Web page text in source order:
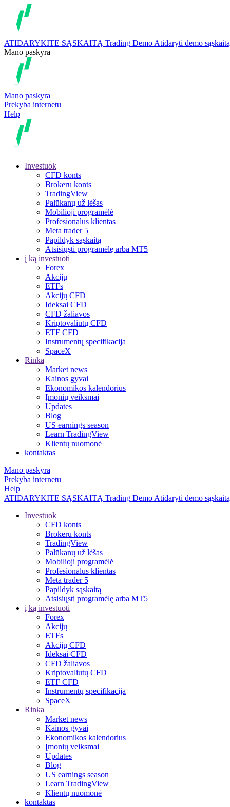
ATIDARYKITE SĄSKAITĄ Trading Demo Atidaryti demo sąskaitą
Mano paskyra
Mano paskyra
Prekyba internetu
Help
Investuok
CFD konts
Brokeru konts
TradingView
Palūkanų už lėšas
Mobilioji programėlė
Profesionalus klientas
Meta trader 5
Papildyk sąskaitą
Atsisiųsti programėlę arba MT5
į ką investuoti
Forex
Akcijų
ETFs
Akcijų CFD
Ideksai CFD
CFD žaliavos
Kriptovaliutų CFD
ETF CFD
Instrumentų specifikacija
SpaceX
Rinka
Market news
Kainos gyvai
Ekonomikos kalendorius
Įmonių veiksmai
Updates
Blog
US earnings season
Learn TradingView
Klientų nuomonė
kontaktas
Mano paskyra
Prekyba internetu
Help
ATIDARYKITE SĄSKAITĄ Trading Demo Atidaryti demo sąskaitą
Investuok
CFD konts
Brokeru konts
TradingView
Palūkanų už lėšas
Mobilioji programėlė
Profesionalus klientas
Meta trader 5
Papildyk sąskaitą
Atsisiųsti programėlę arba MT5
į ką investuoti
Forex
Akcijų
ETFs
Akcijų CFD
Ideksai CFD
CFD žaliavos
Kriptovaliutų CFD
ETF CFD
Instrumentų specifikacija
SpaceX
Rinka
Market news
Kainos gyvai
Ekonomikos kalendorius
Įmonių veiksmai
Updates
Blog
US earnings season
Learn TradingView
Klientų nuomonė
kontaktas